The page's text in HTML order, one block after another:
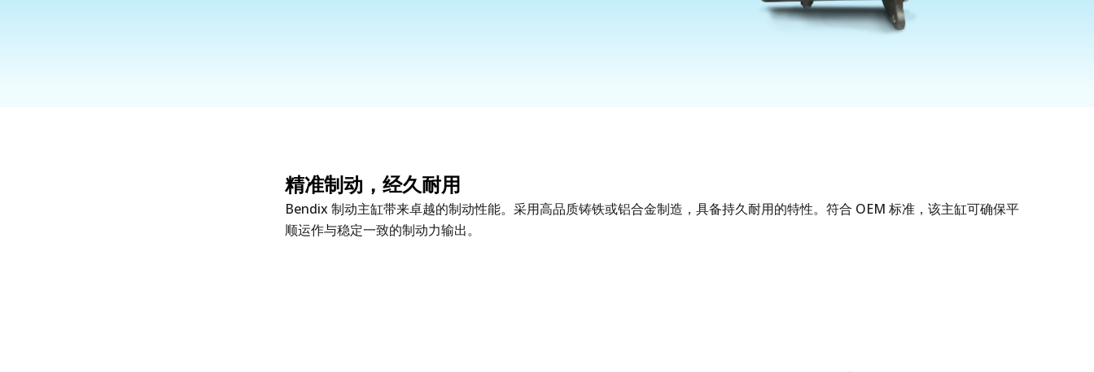
精准制动，经久耐用
Bendix 制动主缸带来卓越的制动性能。采用高品质铸铁或铝合金制造，具备持久耐用的特性。符合 OEM 标准，该主缸可确保平
顺运作与稳定一致的制动力输出。